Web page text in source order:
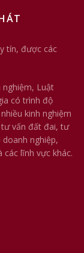
tín, được các
nghiệm, Luật
có trình độ
kinh nghiệm
tư vấn đất đai, tư
nghiệp,
lĩnh vực khác.